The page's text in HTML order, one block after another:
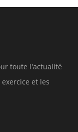
toute l'actualité
et les